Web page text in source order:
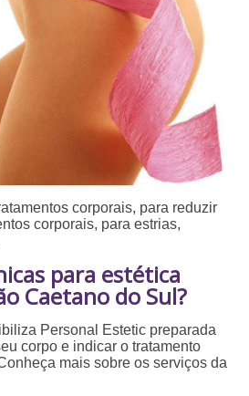
corporais, para reduzir
corporais, para estrias,
para estética
Caetano do Sul?
Personal Estetic preparada
corpo e indicar o tratamento
mais sobre os serviços da